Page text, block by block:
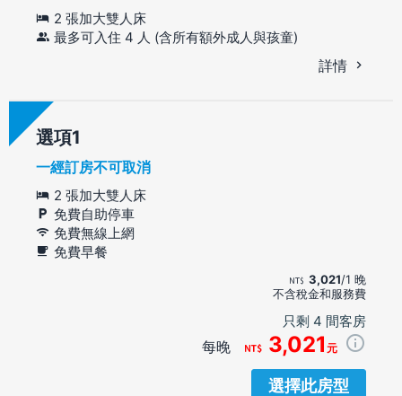
2 張加大雙人床
最多可入住 4 人 (含所有額外成人與孩童)
詳情
選項
一經訂房不可取消
2 張加大雙人床
免費自助停車
免費無線上網
免費早餐
3,021/1 晚
不含稅金和服務費
只剩 4 間客房
每晚 3,021 元
選擇此房型